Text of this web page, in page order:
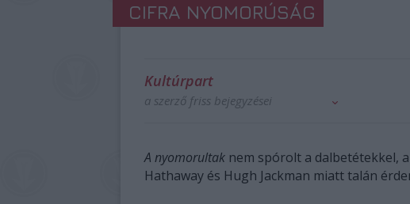
CIFRA NYOMORÚSÁG
Kultúrpart
a szerző friss bejegyzései
A nyomorultak nem spórolt a dalbetétekkel,
Hathaway és Hugh Jackman miatt talán